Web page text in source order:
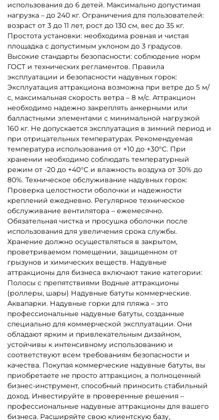
Показать еще
1 2 3 … 73
Другие интересные категории
Батуты для бизнеса в
наличии
Каркасные батуты
Надувные батуты для дома
Недорогие батуты для
бизнеса